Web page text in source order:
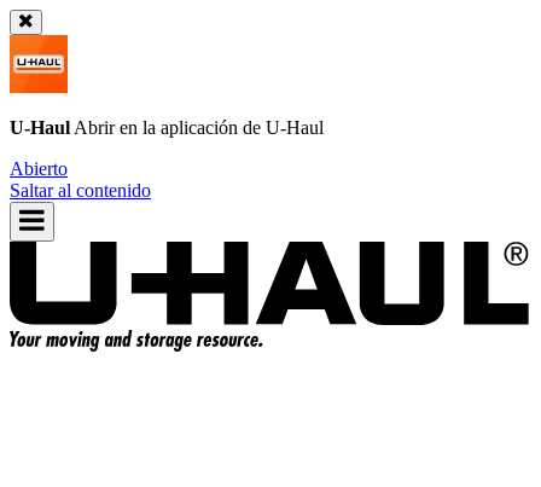
U-Haul Abrir en la aplicación de U-Haul
Abierto
Saltar al contenido